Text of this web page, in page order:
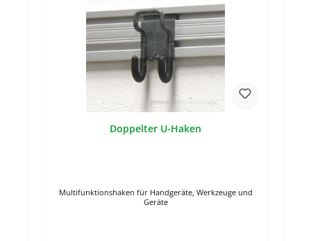
Doppelter U-Haken
Multifunktionshaken für Handgeräte, Werkzeuge und
Geräte